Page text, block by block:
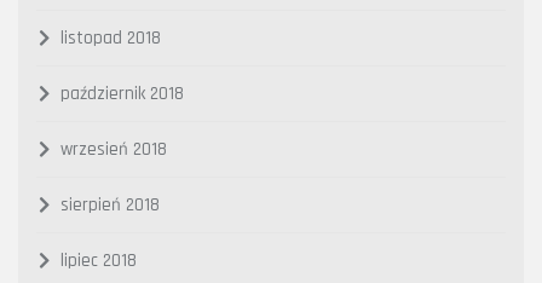
listopad 2018
październik 2018
wrzesień 2018
sierpień 2018
lipiec 2018